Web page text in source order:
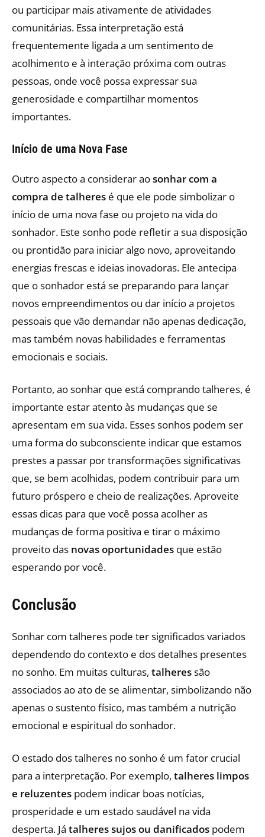
ou participar mais ativamente de atividades
comunitárias. Essa interpretação está
frequentemente ligada a um sentimento de
acolhimento e à interação próxima com outras
pessoas, onde você possa expressar sua
generosidade e compartilhar momentos
importantes.
Início de uma Nova Fase
Outro aspecto a considerar aosonhar com a
compra de talheres é que ele pode simbolizar o
início de uma nova fase ou projeto na vida do
sonhador. Este sonho pode refletir a sua disposição
ou prontidão para iniciar algo novo, aproveitando
energias frescas e ideias inovadoras. Ele antecipa
que o sonhador está se preparando para lançar
novos empreendimentos ou dar início a projetos
pessoais que vão demandar não apenas dedicação,
mas também novas habilidades e ferramentas
emocionais e sociais.
Portanto, ao sonhar que está comprando talheres, é
importante estar atento às mudanças que se
apresentam em sua vida. Esses sonhos podem ser
uma forma do subconsciente indicar que estamos
prestes a passar por transformações significativas
que, se bem acolhidas, podem contribuir para um
futuro próspero e cheio de realizações. Aproveite
essas dicas para que você possa acolher as
mudanças de forma positiva e tirar o máximo
proveito das novas oportunidades que estão
esperando por você.
Conclusão
Sonhar com talheres pode ter significados variados
dependendo do contexto e dos detalhes presentes
no sonho. Em muitas culturas, talheressão
associados ao ato de se alimentar, simbolizando não
apenas o sustento físico, mas também a nutrição
emocional e espiritual do sonhador.
O estado dos talheres no sonho é um fator crucial
para a interpretação. Por exemplo, talheres limpos
e reluzentes podem indicar boas notícias,
prosperidade e um estado saudável na vida
desperta. Já talheres sujos ou danificados podem